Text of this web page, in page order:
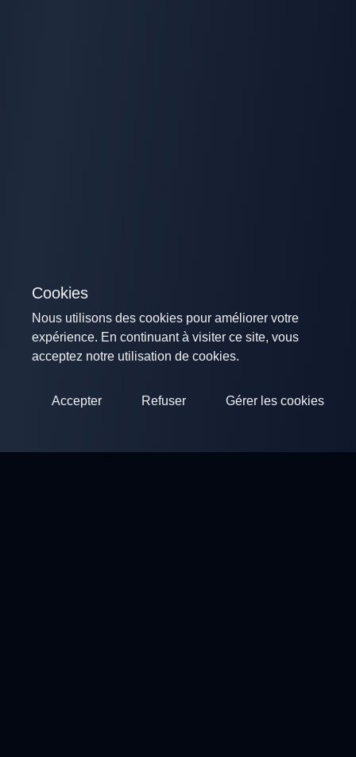
Cookies
Nous utilisons des cookies pour améliorer votre
expérience. En continuant à visiter ce site, vous
acceptez notre utilisation de cookies.
Accepter Refuser Gérer les cookies